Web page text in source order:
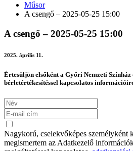
Műsor
A csengő – 2025-05-25 15:00
A csengő – 2025-05-25 15:00
2025. április 11.
Értesüljön elsőként a Győri Nemzeti Színház
bérletértékesítéssel kapcsolatos
Nagykorú, cselekvőképes személyként
megismertem az Adatkezelő